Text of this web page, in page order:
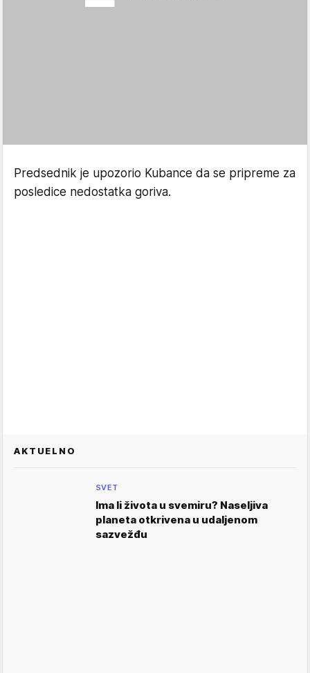
Predsednik je upozorio Kubance da se pripreme za
posledice nedostatka goriva.
AKTUELNO
SVET
Ima li života u svemiru? Naseljiva
planeta otkrivena u udaljenom
sazvežđu